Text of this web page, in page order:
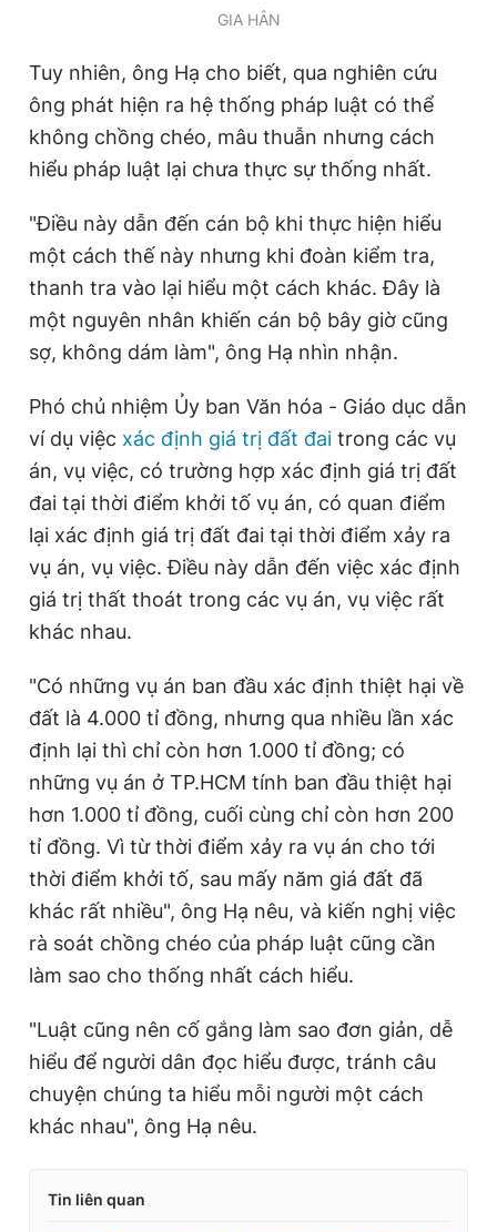
GIA HÂN
Tuy nhiên, ông Hạ cho biết, qua nghiên cứu
ông phát hiện ra hệ thống pháp luật có thể
không chồng chéo, mâu thuẫn nhưng cách
hiểu pháp luật lại chưa thực sự thống nhất.
"Điều này dẫn đến cán bộ khi thực hiện hiểu
một cách thế này nhưng khi đoàn kiểm tra,
thanh tra vào lại hiểu một cách khác. Đây là
một nguyên nhân khiến cán bộ bây giờ cũng
sợ, không dám làm", ông Hạ nhìn nhận.
Phó chủ nhiệm Ủy ban Văn hóa - Giáo dục dẫn
ví dụ việc xác định giá trị đất đai trong các vụ
án, vụ việc, có trường hợp xác định giá trị đất
đai tại thời điểm khởi tố vụ án, có quan điểm
lại xác định giá trị đất đai tại thời điểm xảy ra
vụ án, vụ việc. Điều này dẫn đến việc xác định
giá trị thất thoát trong các vụ án, vụ việc rất
khác nhau.
"Có những vụ án ban đầu xác định thiệt hại về
đất là 4.000 tỉ đồng, nhưng qua nhiều lần xác
định lại thì chỉ còn hơn 1.000 tỉ đồng; có
những vụ án ở TP.HCM tính ban đầu thiệt hại
hơn 1.000 tỉ đồng, cuối cùng chỉ còn hơn 200
tỉ đồng. Vì từ thời điểm xảy ra vụ án cho tới
thời điểm khởi tố, sau mấy năm giá đất đã
khác rất nhiều", ông Hạ nêu, và kiến nghị việc
rà soát chồng chéo của pháp luật cũng cần
làm sao cho thống nhất cách hiểu.
"Luật cũng nên cố gắng làm sao đơn giản, dễ
hiểu để người dân đọc hiểu được, tránh câu
chuyện chúng ta hiểu mỗi người một cách
khác nhau", ông Hạ nêu.
Tin liên quan